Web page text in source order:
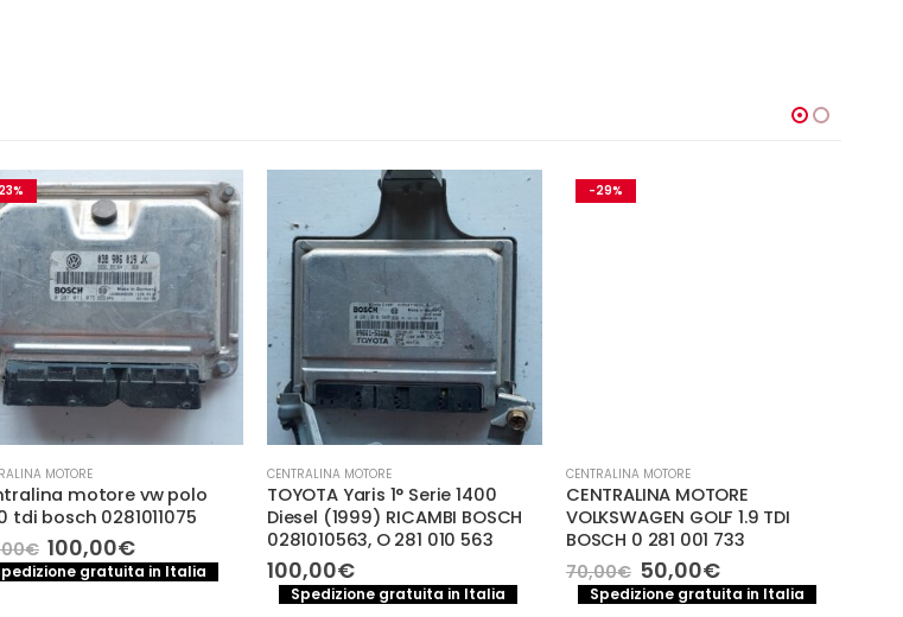
MOTORE
motore vw polo
tdi bosch 0281011075
€ Il
prezzo
originale
100,00€Il
prezzo
attuale
gratuita in Italia
CENTRALINA MOTORE
TOYOTA Yaris 1° Serie 1400
Diesel (1999) RICAMBI BOSCH
0281010563, O 281 010 563
100,00€
Spedizione gratuita in Italia
-29%
CENTRALINA MOTORE
CENTRALINA MOTORE
VOLKSWAGEN GOLF 1.9 TDI
BOSCH 0 281 001 733
70,00€ Il
prezzo
50,00€Il
prezzo
Spedizione gratuita in Italia